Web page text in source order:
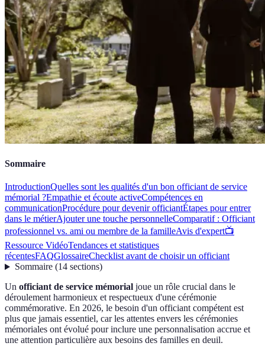
Sommaire
IntroductionQuelles sont les qualités d'un bon officiant de service
mémorial ?Empathie et écoute activeCompétences en
communicationProcédure pour devenir officiantÉtapes pour entrer
dans le métierAjouter une touche personnelleComparatif : Officiant
professionnel vs. ami ou membre de la familleAvis d'expert📺
Ressource VidéoTendances et statistiques
récentesFAQGlossaireChecklist avant de choisir un officiant
Sommaire(14 sections)
Un officiant de service mémorial joue un rôle crucial dans le
déroulement harmonieux et respectueux d'une cérémonie
commémorative. En 2026, le besoin d'un officiant compétent est
plus que jamais essentiel, car les attentes envers les cérémonies
mémoriales ont évolué pour inclure une personnalisation accrue et
une attention particulière aux besoins des familles en deuil.